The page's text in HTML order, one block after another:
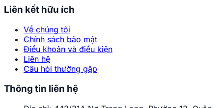
Liên kết hữu ích
Về chúng tôi
Chính sách bảo mật
Điều khoản và điều kiện
Liên hệ
Câu hỏi thường gặp
Thông tin liên hệ